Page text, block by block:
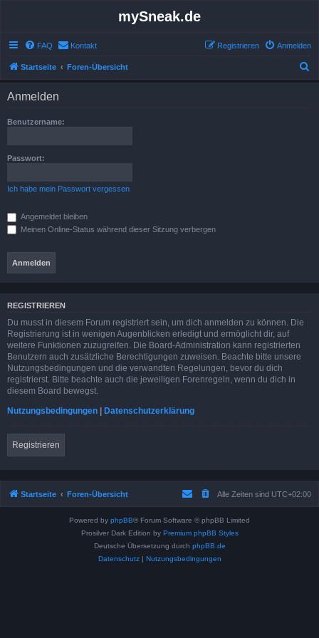
mySneak.de
FAQ Kontakt Anmelden
Registrieren
Startseite Foren-Übersicht
Anmelden
Benutzername:
Passwort:
Ich habe mein Passwort vergessen
Angemeldet bleiben
Meinen Online-Status während dieser Sitzung verbergen
REGISTRIEREN
Du musst in diesem Forum registriert sein, um dich anmelden zu können. Die
Registrierung ist in wenigen Augenblicken erledigt und ermöglicht dir, auf
weitere Funktionen zuzugreifen. Die Board-Administration kann registrierten
Benutzern auch zusätzliche Berechtigungen zuweisen. Beachte bitte unsere
Nutzungsbedingungen und die verwandten Regelungen, bevor du dich
registrierst. Bitte beachte auch die jeweiligen Forenregeln, wenn du dich in
diesem Board bewegst.
Nutzungsbedingungen | Datenschutzerklärung
Registrieren
Startseite Foren-Übersicht Alle Zeiten sind UTC+02:00
Powered by phpBB® Forum Software © phpBB Limited
Prosilver Dark Edition by Premium phpBB Styles
Deutsche Übersetzung durch phpBB.de
Datenschutz| Nutzungsbedingungen